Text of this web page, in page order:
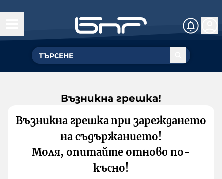
Възникна грешка!
Възникна грешка при зареждането
на съдържанието!
Моля, опитайте отново по-
късно!